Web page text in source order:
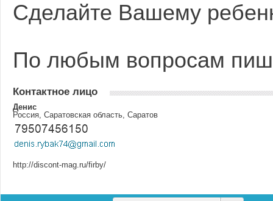
Сделайте Вашему
По любым вопросам
Контактное лицо
Денис
Россия, Саратовская область, Саратов
http://discont-mag.ru/firby/